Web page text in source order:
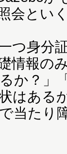
会とい
つ身分
情報の
か？」
はある
当たり